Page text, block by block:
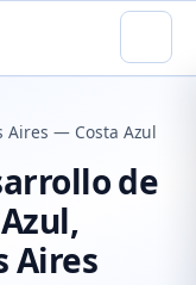
Aires — Costa Azul
de
Aires